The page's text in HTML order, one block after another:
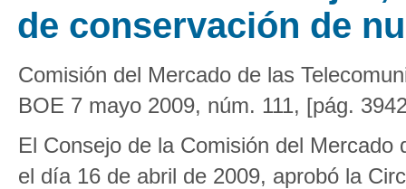
de conservación de
Comisión del Mercado de las
BOE 7 mayo 2009, núm. 111, [pág.
El Consejo de la Comisión del
el día 16 de abril de 2009, aprobó la